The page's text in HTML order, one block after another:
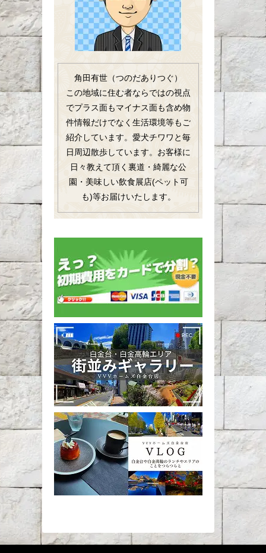
角田有世（つのだありつぐ）
この地域に住む者ならではの視点
でプラス面もマイナス面も含め物
件情報だけでなく生活環境等もご
紹介しています。愛犬チワワと毎
日周辺散歩しています。お客様に
日々教えて頂く裏道・綺麗な公
園・美味しい飲食展店(ペット可
も)等お届けいたします。